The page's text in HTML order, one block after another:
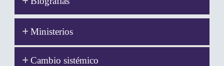
Ministerios
Cambio sistémico